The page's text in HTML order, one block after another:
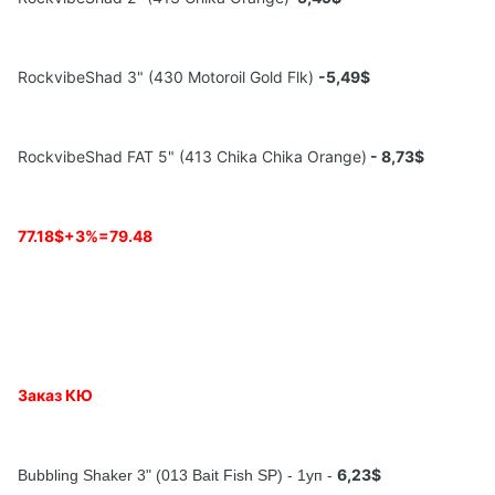
RockvibeShad 3" (430 Motoroil Gold Flk) -5,49$
RockvibeShad FAT 5" (413 Chika Chika Orange) - 8,73$
77.18$+3%=79.48
ЗаказКЮ
Bubbling Shaker 3" (013 Bait Fish SP) - 1уп - 6,23$